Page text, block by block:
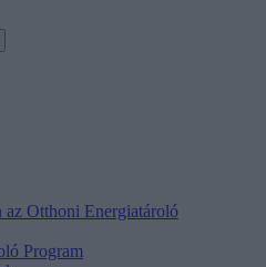
Otthoni Energiatároló
Program